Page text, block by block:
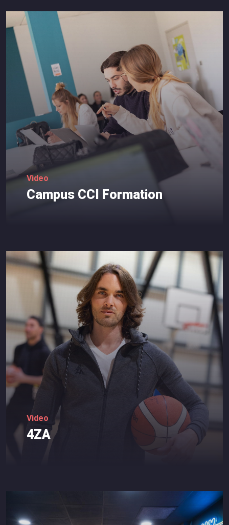
Video
Campus CCI Formation
Video
4ZA